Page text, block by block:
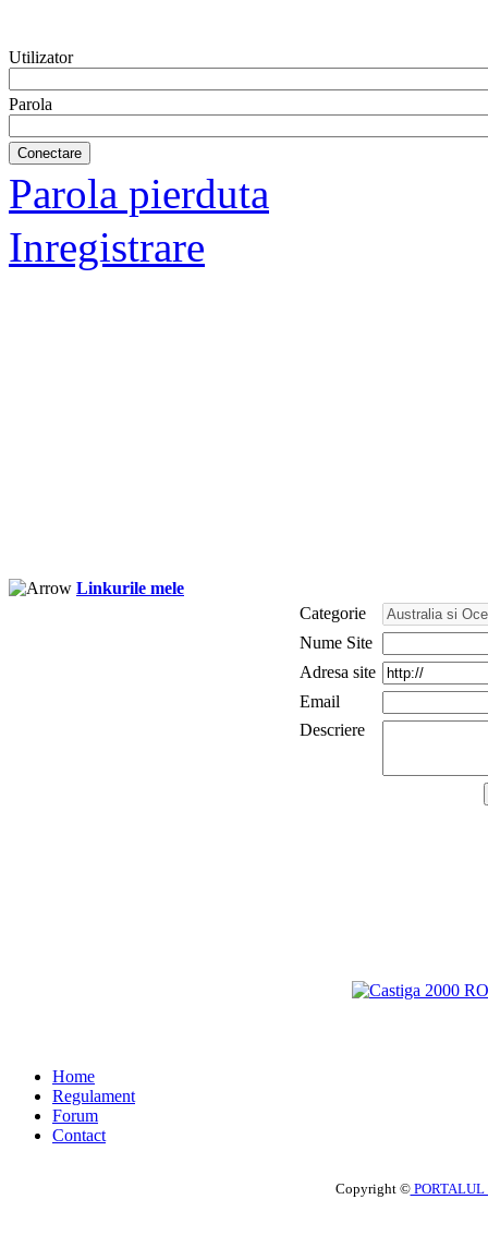
Utilizator
Parola
Parola pierduta
Inregistrare
Linkurile mele
Categorie
Nume Site
Adresa site
Email
Descriere
Home
Regulament
Forum
Contact
Copyright ©PORTALUL